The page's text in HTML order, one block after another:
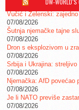
DW-
Vučić i Zelenski:
07/08/2026
Šutnja njemačke tajne
07/08/2026
Dron s eksplozivom u
07/08/2026
Srbija i Ukrajina:
07/08/2026
Njemačka: AfD povećao
07/08/2026
Je li NATO previše
07/08/2026